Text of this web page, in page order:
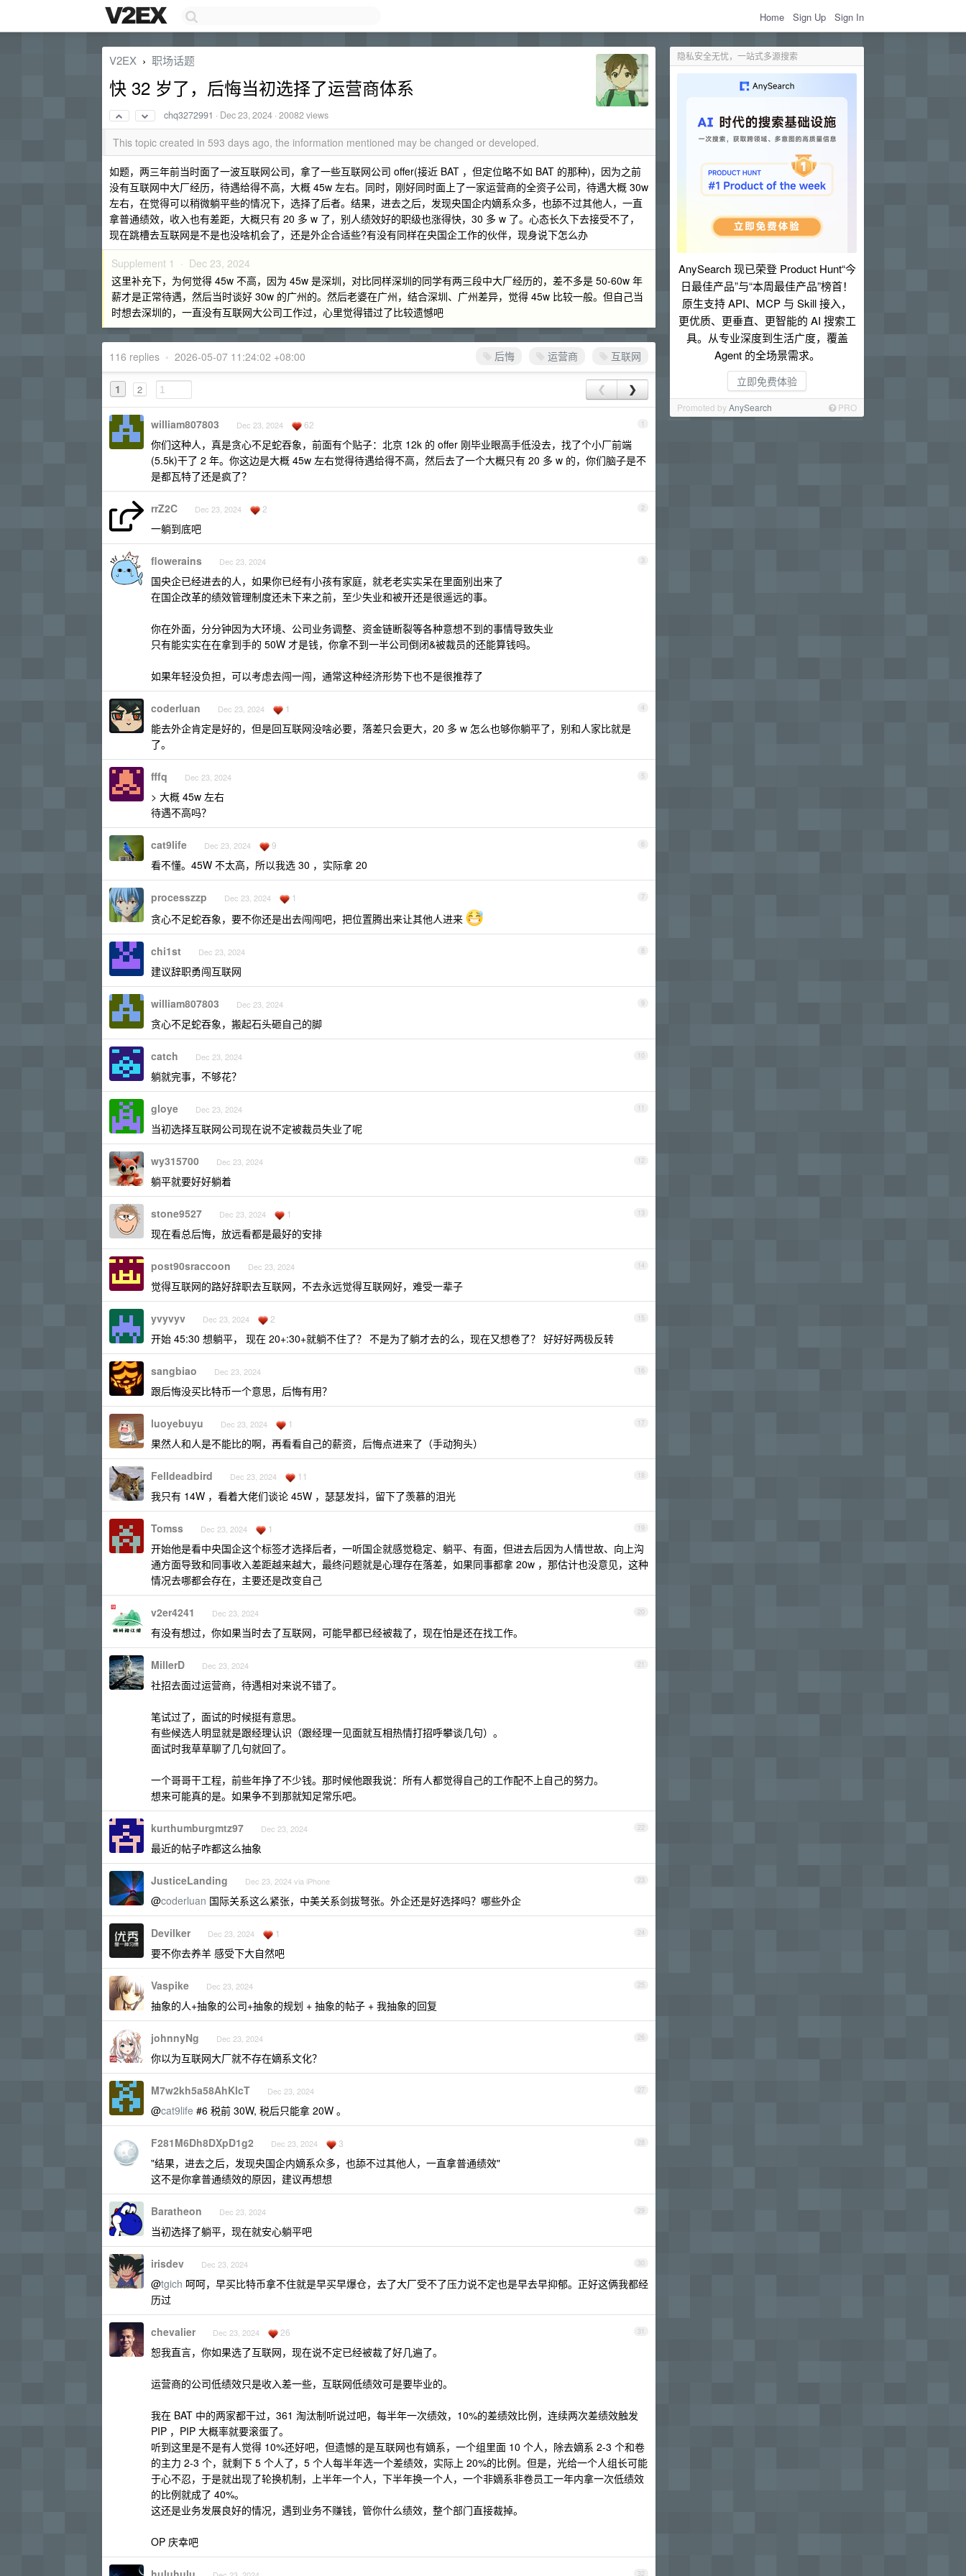
Home Sign Up Sign In
隐私安全无忧，一站式多源搜索
AnySearch 现已荣登 Product Hunt“今
日最佳产品”与“本周最佳产品”榜首！
原生支持 API、MCP 与 Skill 接入，
更优质、更垂直、更智能的 AI 搜索工
具。从专业深度到生活广度，覆盖
Agent 的全场景需求。
立即免费体验
Promoted byAnySearch PRO
V2EX › 职场话题
快 32 岁了，后悔当初选择了运营商体系
chq3272991 · Dec 23, 2024 · 20082 views
This topic created in 593 days ago, the information mentioned may be changed or developed.
如题，两三年前当时面了一波互联网公司，拿了一些互联网公司 offer(接近 BAT ，但定位略不如 BAT 的那种)，因为之前
没有互联网中大厂经历，待遇给得不高，大概 45w 左右。同时，刚好同时面上了一家运营商的全资子公司，待遇大概 30w
左右，在觉得可以稍微躺平些的情况下，选择了后者。结果，进去之后，发现央国企内嫡系众多，也舔不过其他人，一直
拿普通绩效，收入也有差距，大概只有 20 多 w 了，别人绩效好的职级也涨得快，30 多 w 了。心态长久下去接受不了，
现在跳槽去互联网是不是也没啥机会了，还是外企合适些?有没有同样在央国企工作的伙伴，现身说下怎么办
Supplement 1 · Dec 23, 2024
这里补充下，为何觉得 45w 不高，因为 45w 是深圳，对比同样深圳的同学有两三段中大厂经历的，差不多是 50-60w 年
薪才是正常待遇，然后当时谈好 30w 的广州的。然后老婆在广州，结合深圳、广州差异，觉得 45w 比较一般。但自己当
时想去深圳的，一直没有互联网大公司工作过，心里觉得错过了比较遗憾吧
后悔 运营商 互联网
116 replies • 2026-05-07 11:24:02 +08:00
1 2 ❮ ❯
1
william807803 Dec 23, 2024 62
你们这种人，真是贪心不足蛇吞象，前面有个贴子：北京 12k 的 offer 刚毕业眼高手低没去，找了个小厂前端
(5.5k)干了 2 年。你这边是大概 45w 左右觉得待遇给得不高，然后去了一个大概只有 20 多 w 的，你们脑子是不
是都瓦特了还是疯了？
2
rrZ2C Dec 23, 2024 2
一躺到底吧
3
flowerains Dec 23, 2024
国央企已经进去的人，如果你已经有小孩有家庭，就老老实实呆在里面别出来了
在国企改革的绩效管理制度还未下来之前，至少失业和被开还是很遥远的事。
你在外面，分分钟因为大环境、公司业务调整、资金链断裂等各种意想不到的事情导致失业
只有能实实在在拿到手的 50W 才是钱，你拿不到一半公司倒闭&被裁员的还能算钱吗。
如果年轻没负担，可以考虑去闯一闯，通常这种经济形势下也不是很推荐了
4
coderluan Dec 23, 2024 1
能去外企肯定是好的，但是回互联网没啥必要，落差只会更大，20 多 w 怎么也够你躺平了，别和人家比就是
了。
5
fffq Dec 23, 2024
> 大概 45w 左右
待遇不高吗？
6
cat9life Dec 23, 2024 9
看不懂。45W 不太高，所以我选 30 ，实际拿 20
7
processzzp Dec 23, 2024 1
贪心不足蛇吞象，要不你还是出去闯闯吧，把位置腾出来让其他人进来
8
chi1st Dec 23, 2024
建议辞职勇闯互联网
9
william807803 Dec 23, 2024
贪心不足蛇吞象，搬起石头砸自己的脚
10
catch Dec 23, 2024
躺就完事，不够花？
11
gloye Dec 23, 2024
当初选择互联网公司现在说不定被裁员失业了呢
12
wy315700 Dec 23, 2024
躺平就要好好躺着
13
stone9527 Dec 23, 2024 1
现在看总后悔，放远看都是最好的安排
14
post90sraccoon Dec 23, 2024
觉得互联网的路好辞职去互联网，不去永远觉得互联网好，难受一辈子
15
yvyvyv Dec 23, 2024 2
开始 45:30 想躺平， 现在 20+:30+就躺不住了？ 不是为了躺才去的么，现在又想卷了？ 好好好两极反转
16
sangbiao Dec 23, 2024
跟后悔没买比特币一个意思，后悔有用？
17
luoyebuyu Dec 23, 2024 1
果然人和人是不能比的啊，再看看自己的薪资，后悔点进来了（手动狗头）
18
Felldeadbird Dec 23, 2024 11
我只有 14W ，看着大佬们谈论 45W ，瑟瑟发抖，留下了羡慕的泪光
19
Tomss Dec 23, 2024 1
开始他是看中央国企这个标签才选择后者，一听国企就感觉稳定、躺平、有面，但进去后因为人情世故、向上沟
通方面导致和同事收入差距越来越大，最终问题就是心理存在落差，如果同事都拿 20w ，那估计也没意见，这种
情况去哪都会存在，主要还是改变自己
20
v2er4241 Dec 23, 2024
有没有想过，你如果当时去了互联网，可能早都已经被裁了，现在怕是还在找工作。
21
MillerD Dec 23, 2024
社招去面过运营商，待遇相对来说不错了。
笔试过了，面试的时候挺有意思。
有些候选人明显就是跟经理认识（跟经理一见面就互相热情打招呼攀谈几句）。
面试时我草草聊了几句就回了。
一个哥哥干工程，前些年挣了不少钱。那时候他跟我说：所有人都觉得自己的工作配不上自己的努力。
想来可能真的是。如果争不到那就知足常乐吧。
22
kurthumburgmtz97 Dec 23, 2024
最近的帖子咋都这么抽象
23
JusticeLanding Dec 23, 2024 via iPhone
@coderluan 国际关系这么紧张，中美关系剑拔弩张。外企还是好选择吗？哪些外企
24
Devilker Dec 23, 2024 1
要不你去养羊 感受下大自然吧
25
Vaspike Dec 23, 2024
抽象的人+抽象的公司+抽象的规划 + 抽象的帖子 + 我抽象的回复
26
johnnyNg Dec 23, 2024
你以为互联网大厂就不存在嫡系文化？
27
M7w2kh5a58AhKlcT Dec 23, 2024
@cat9life #6 税前 30W, 税后只能拿 20W 。
28
F281M6Dh8DXpD1g2 Dec 23, 2024 3
"结果，进去之后，发现央国企内嫡系众多，也舔不过其他人，一直拿普通绩效"
这不是你拿普通绩效的原因，建议再想想
29
Baratheon Dec 23, 2024
当初选择了躺平，现在就安心躺平吧
30
irisdev Dec 23, 2024
@tgich 呵呵，早买比特币拿不住就是早买早爆仓，去了大厂受不了压力说不定也是早去早抑郁。正好这俩我都经
历过
31
chevalier Dec 23, 2024 26
恕我直言，你如果选了互联网，现在说不定已经被裁了好几遍了。
运营商的公司低绩效只是收入差一些，互联网低绩效可是要毕业的。
我在 BAT 中的两家都干过，361 淘汰制听说过吧，每半年一次绩效，10%的差绩效比例，连续两次差绩效触发
PIP ，PIP 大概率就要滚蛋了。
听到这里是不是有人觉得 10%还好吧，但遗憾的是互联网也有嫡系，一个组里面 10 个人，除去嫡系 2-3 个和卷
的主力 2-3 个，就剩下 5 个人了，5 个人每半年选一个差绩效，实际上 20%的比例。但是，光给一个人组长可能
于心不忍，于是就出现了轮换机制，上半年一个人，下半年换一个人，一个非嫡系非卷员工一年内拿一次低绩效
的比例就成了 40%。
这还是业务发展良好的情况，遇到业务不赚钱，管你什么绩效，整个部门直接裁掉。
OP 庆幸吧
32